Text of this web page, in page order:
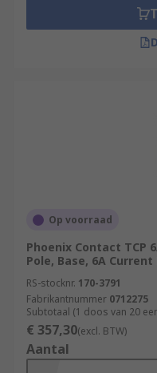
Op voorraad
Phoenix Contact TCP
Pole, Base, 6A Current
RS-stocknr. 170-3791
Fabrikantnummer 0712275
Subtotaal (1 doos van 20
€ 357,30(excl. BTW)
Aantal